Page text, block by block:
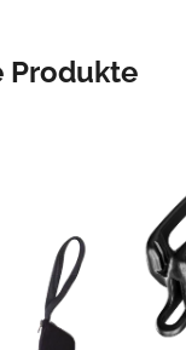
Produkte